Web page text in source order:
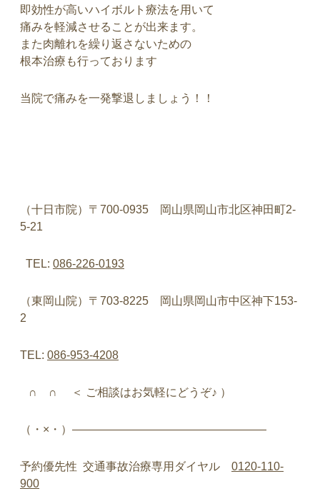
即効性が高いハイボルト療法を用いて
痛みを軽減させることが出来ます。
また肉離れを繰り返さないための
根本治療も行っております
当院で痛みを一発撃退しましょう！！
（十日市院）〒 700-0935 岡山県岡山市北区神田町2-
5-21
TEL: 086-226-0193
（東岡山院）〒 703-8225 岡山県岡山市中区神下153-
2
TEL: 086-953-4208
∩ ∩ ＜ ご相談はお気軽にどうぞ♪ ）
（・ × ・） —————————————————
予約優先性 交通事故治療専用ダイヤル 0120-110-
900